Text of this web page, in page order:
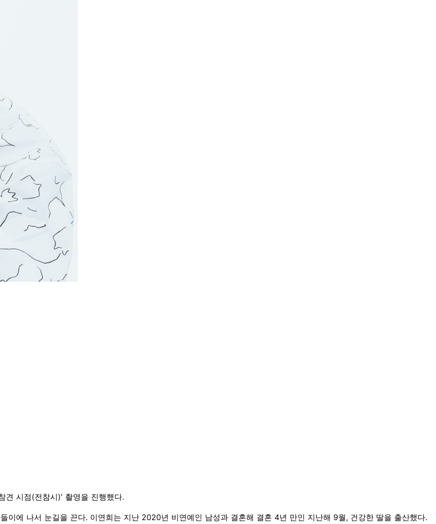
견 시점(전참시)' 촬영을 진행했다.
이에 나서 눈길을 끈다. 이연희는 지난 2020년 비연예인 남성과 결혼해 결혼 4년 만인 지난해 9월, 건강한 딸을 출산했다.